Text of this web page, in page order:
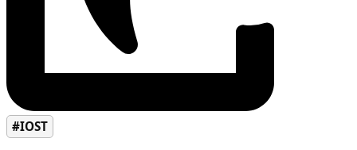
#IOST